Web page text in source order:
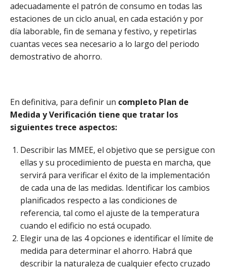
adecuadamente el patrón de consumo en todas las
estaciones de un ciclo anual, en cada estación y por
día laborable, fin de semana y festivo, y repetirlas
cuantas veces sea necesario a lo largo del periodo
demostrativo de ahorro.
En definitiva, para definir un completo Plan de
Medida y Verificación tiene que tratar los
siguientes trece aspectos:
Describir las MMEE, el objetivo que se persigue con
ellas y su procedimiento de puesta en marcha, que
servirá para verificar el éxito de la implementación
de cada una de las medidas. Identificar los cambios
planificados respecto a las condiciones de
referencia, tal como el ajuste de la temperatura
cuando el edificio no está ocupado.
Elegir una de las 4 opciones e identificar el límite de
medida para determinar el ahorro. Habrá que
describir la naturaleza de cualquier efecto cruzado